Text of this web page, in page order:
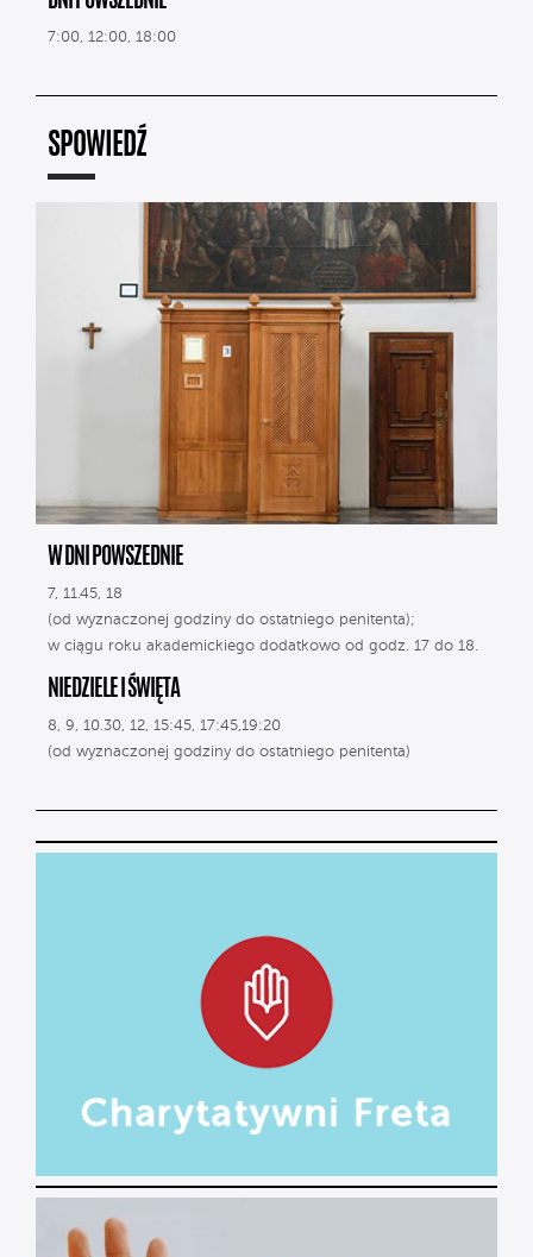
7:00, 12:00, 18:00
SPOWIEDŹ
W DNI POWSZEDNIE
7, 11.45, 18
(od wyznaczonej godziny do ostatniego penitenta);
w ciągu roku akademickiego dodatkowo od godz. 17 do 18.
NIEDZIELE I ŚWIĘTA
8, 9, 10.30, 12, 15:45, 17:45,19:20
(od wyznaczonej godziny do ostatniego penitenta)